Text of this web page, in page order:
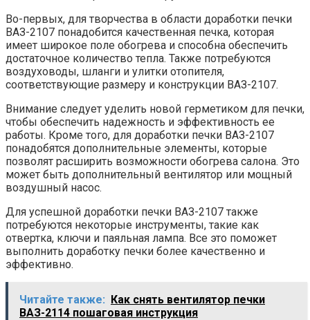
Во-первых, для творчества в области доработки печки
ВАЗ-2107 понадобится качественная печка, которая
имеет широкое поле обогрева и способна обеспечить
достаточное количество тепла. Также потребуются
воздуховоды, шланги и улитки отопителя,
соответствующие размеру и конструкции ВАЗ-2107.
Внимание следует уделить новой герметиком для печки,
чтобы обеспечить надежность и эффективность ее
работы. Кроме того, для доработки печки ВАЗ-2107
понадобятся дополнительные элементы, которые
позволят расширить возможности обогрева салона. Это
может быть дополнительный вентилятор или мощный
воздушный насос.
Для успешной доработки печки ВАЗ-2107 также
потребуются некоторые инструменты, такие как
отвертка, ключи и паяльная лампа. Все это поможет
выполнить доработку печки более качественно и
эффективно.
Читайте также: Как снять вентилятор печки
ВАЗ-2114 пошаговая инструкция